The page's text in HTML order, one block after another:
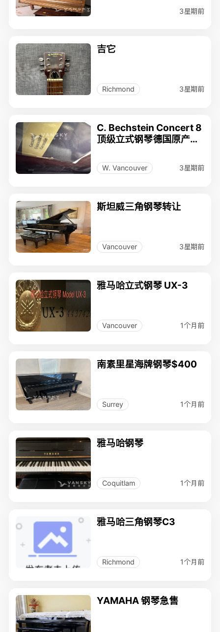
3星期前
吉它
Richmond 3星期前
C. Bechstein Concert 8
顶级立式钢琴德国原产稀
W. Vancouver 3星期前
斯坦威三角钢琴转让
Vancouver 3星期前
雅马哈立式钢琴 UX-3
Vancouver 1个月前
南素里星海牌钢琴$400
Surrey 1个月前
雅马哈钢琴
Coquitlam 1个月前
雅马哈三角钢琴C3
Richmond 1个月前
YAMAHA 钢琴急售